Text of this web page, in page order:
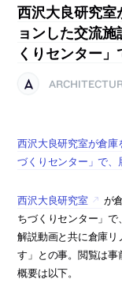
西沢大良研究
ョンした交流
くりセンター
西沢大良研究室が倉
づくりセンター」で
西沢大良研究室
が
ちづくりセンター」
解説動画と共に倉庫リ
す」との事。閲覧は
概要は以下。